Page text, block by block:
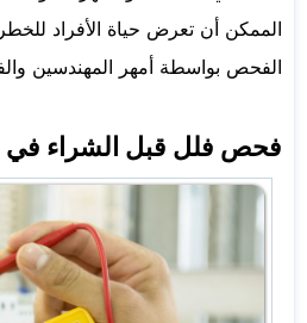
الممكن أن تعرض حياة الأفراد
الفحص بواسطة أمهر المهندسين
فحص فلل قبل الشراء في